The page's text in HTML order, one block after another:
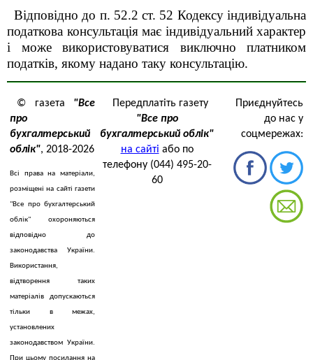
Відповідно до п. 52.2 ст. 52 Кодексу індивідуальна
податкова консультація має індивідуальний характер
і може використовуватися виключно платником
податків, якому надано таку консультацію.
© газета "Все
про
бухгалтерський
облік", 2018-2026
Всі права на матеріали,
розміщені на сайті газети
"Все про бухгалтерський
облік" охороняються
відповідно до
законодавства України.
Використання,
відтворення таких
матеріалів допускаються
тільки в межах,
установлених
законодавством України.
При цьому посилання на
Передплатіть газету
"Все про
бухгалтерський облік"
на сайті або по
телефону (044) 495-20-
60
Приєднуйтесь
до нас у
соцмережах: